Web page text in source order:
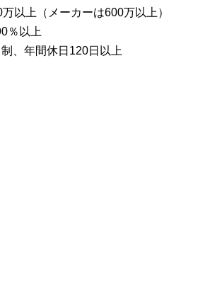
以上（メーカーは600万以上）
％以上
、年間休日120日以上